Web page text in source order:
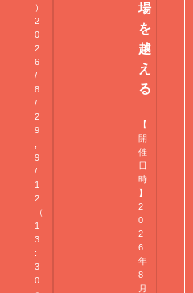
）
2
0
2
6
/
8
/
2
9
9
/
1
2
（
1
3
:
3
0
場
を
越
え
る
【
開
催
日
時
】
2
0
2
6
年
8
月